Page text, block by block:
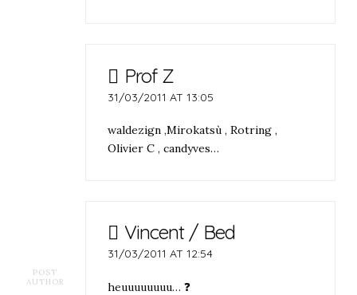
Prof Z
31/03/2011 AT 13:05
waldezign ,Mirokatsù , Rotring ,
Olivier C , candyves…
POST
AUTHOR
Vincent / Bed
31/03/2011 AT 12:54
heuuuuuuuu… ❓